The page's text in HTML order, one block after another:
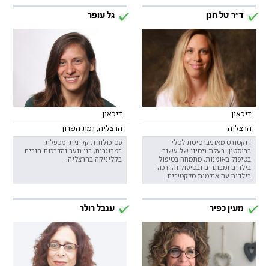
ד"ר טל חנן
דיכאון
הרצליה
דוקטורט מאוניברסיטת לסלי
בבוסטון. בעלת ניסיון של עשור
בטיפול באומנות, מתמחה בטיפול
בילדים ומבוגרים ובטיפול והדרכה
בילדים עם אילמות סלקטיבית.
גל עופר
דיכאון
הרצליה, רמת השרון
פסיכולוגית קלינית. מטפלת
במבוגרים, בני נוער והדרכות הורים
בקליניקה בהרצליה.
מעין כפיר ענבל רולר